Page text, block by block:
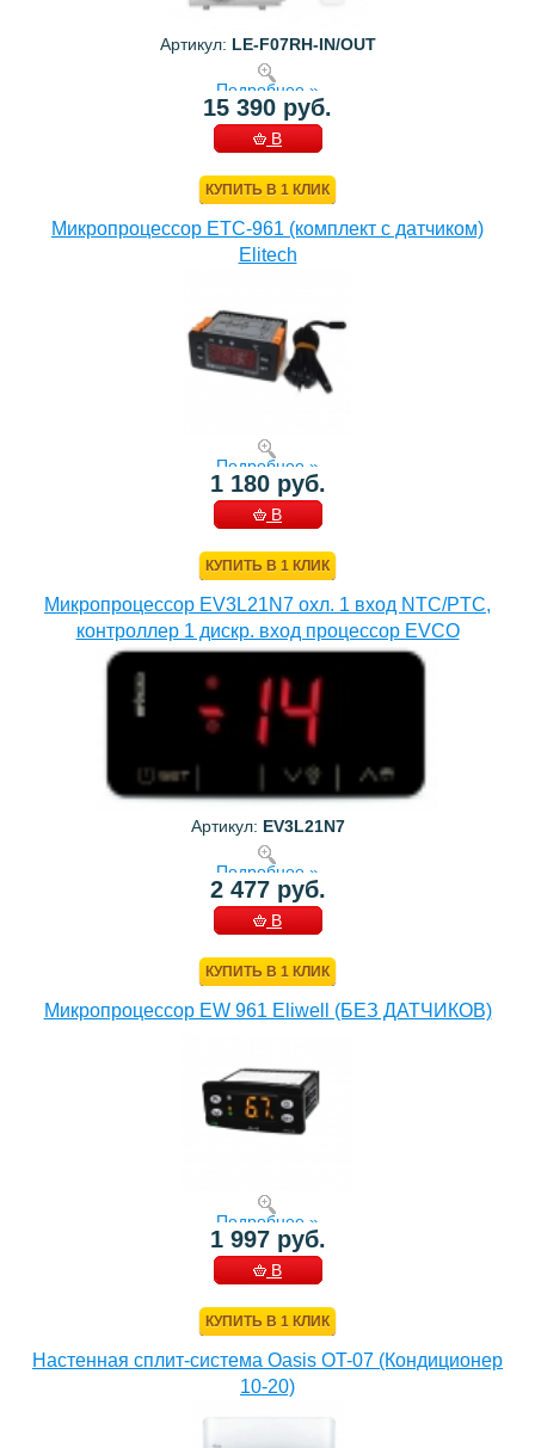
Артикул: LE-F07RH-IN/OUT
Подробнее »
15 390 руб.
В
КУПИТЬ В 1 КЛИК
Микропроцессор ETC-961 (комплект c датчиком)
Elitech
Подробнее »
1 180 руб.
В
КУПИТЬ В 1 КЛИК
Микропроцессор EV3L21N7 охл. 1 вход NTC/PTC,
контроллер 1 дискр. вход процессор EVCO
Артикул: EV3L21N7
Подробнее »
2 477 руб.
В
КУПИТЬ В 1 КЛИК
Микропроцессор EW 961 Eliwell (БЕЗ ДАТЧИКОВ)
Подробнее »
1 997 руб.
В
КУПИТЬ В 1 КЛИК
Настенная сплит-система Oasis OT-07 (Кондиционер
10-20)